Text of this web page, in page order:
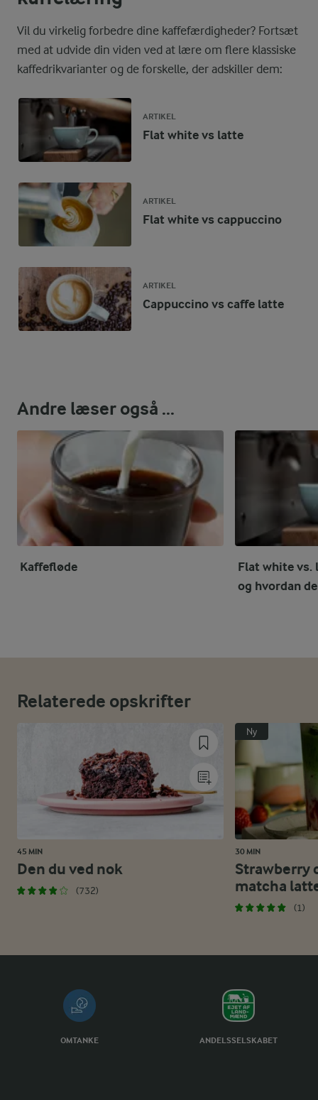
Vil du virkelig forbedre dine kaffefærdigheder? Fortsæt
med at udvide din viden ved at lære om flere klassiske
kaffedrikvarianter og de forskelle, der adskiller dem:
ARTIKEL
Flat white vs latte
ARTIKEL
Flat white vs cappuccino
ARTIKEL
Cappuccino vs caffe latte
Andre læser også ...
Kaffefløde
Flat white vs.
og hvordan
Relaterede opskrifter
45 MIN
Den du ved nok
(732)
Ny
30 MIN
Strawberry
matcha
(1)
OMTANKE ANDELSSELSKABET